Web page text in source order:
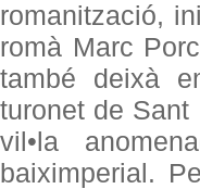
romanització,
romà Marc
també deixà
turonet de Sant
vil•la
baiximperial.